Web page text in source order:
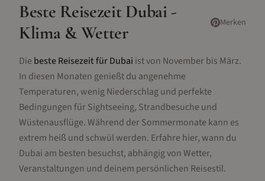
Beste ReisezeitDubai -
Klima & Wetter
Merken
Die beste Reisezeit für Dubai ist von November bis März.
In diesen Monaten genießt du angenehme
Temperaturen, wenig Niederschlag und perfekte
Bedingungen für Sightseeing, Strandbesuche und
Wüstenausflüge. Während der Sommermonate kann es
extrem heiß und schwül werden. Erfahre hier, wann du
Dubai am besten besuchst, abhängig von Wetter,
Veranstaltungen und deinem persönlichen Reisestil.